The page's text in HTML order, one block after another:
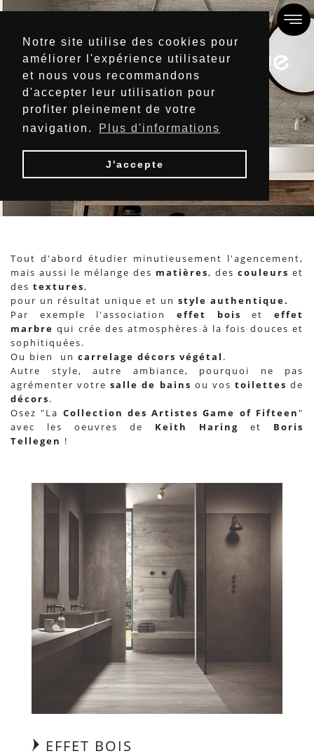
Notre site utilise des cookies pour
améliorer l'expérience utilisateur
et nous vous recommandons
d'accepter leur utilisation pour
profiter pleinement de votre
navigation.
Plus d'informations
J'accepte
SALLE DE BAINS
Tout d'abord étudier minutieusement l'agencement,
mais aussi le mélange des matières, des couleurs et
des textures,
pour un résultat unique et un style authentique.
Par exemple l'association effet bois eteffet
marbre qui crée des atmosphères à la fois douces et
sophitiquées.
Ou bien un carrelage décors végétal .
Autre style, autre ambiance, pourquoi ne pas
agrémenter votresalle de bains ou vos toilettes de
décors.
Osez "La Collection des Artistes Game of Fifteen"
avec les oeuvres de Keith Haring et Boris
Tellegen !
EFFET BOIS